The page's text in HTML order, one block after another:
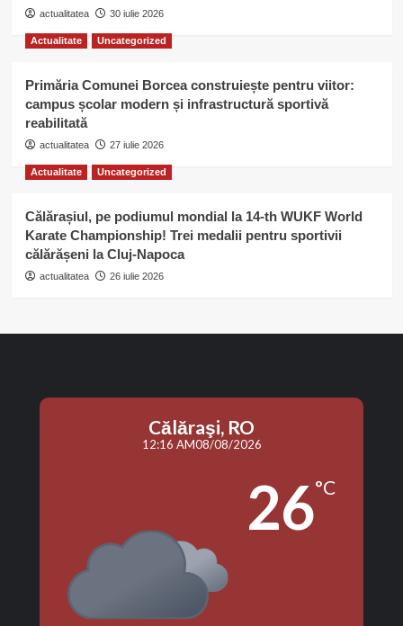
actualitatea 30 iulie 2026
Actualitate Uncategorized
Primăria Comunei Borcea construiește pentru viitor:
campus școlar modern și infrastructură sportivă
reabilitată
actualitatea 27 iulie 2026
Actualitate Uncategorized
Călărașiul, pe podiumul mondial la 14-th WUKF World
Karate Championship! Trei medalii pentru sportivii
călărășeni la Cluj-Napoca
actualitatea 26 iulie 2026
Călăraşi, RO
12:16 AM08/08/2026
26°C